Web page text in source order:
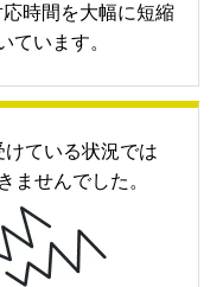
時間を大幅に短縮
ています。
ている状況では
ませんでした。